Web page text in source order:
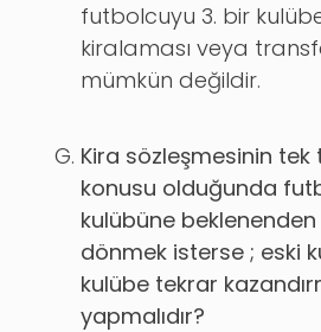
futbolcuyu 3. bir
kiralaması veya
mümkün değildir.
Kira sözleşmesinin tek
konusu olduğunda
kulübüne beklenenden
dönmek isterse ; eski
kulübe tekrar
yapmalıdır?